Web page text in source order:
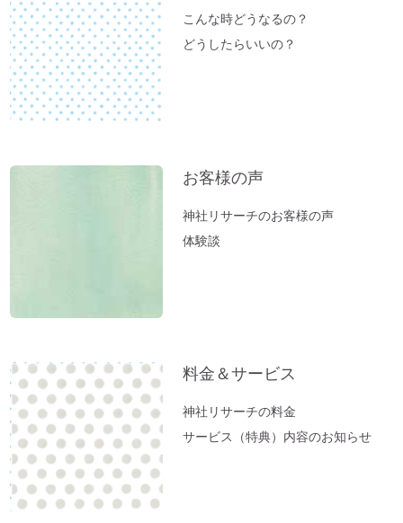
高い浄化力♪ 高野山麓・和歌山の天然温
泉「ゆの里」に行ってきました。
【春のおそうじ】参拝前の自宅おそうじ～
福を入れるスペース作り。
富士山絶景ポイント♪「新倉富士浅間神
【お寺ヒーリング：ご感想】スカっと清々
【職場の浄化：ご感想】息苦しさを感じな
くなり居心地が良くなりました♪
春分ですね。今週やるべきこととは？
方位除けへ行ってきました（２）あの空海
も祈願した「方違神社」＠大阪
方位除けへ行ってきました（１）方位取り
の時間がない方に。
家族のモメ事は、しあわせのチャンス。
こんな時どうなるの？
どうしたらいいの？
お客様の声
神社リサーチのお客様の声
体験談
料金＆サービス
神社リサーチの料金
サービス（特典）内容のお知らせ